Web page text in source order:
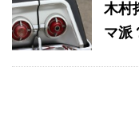
木村
マ派